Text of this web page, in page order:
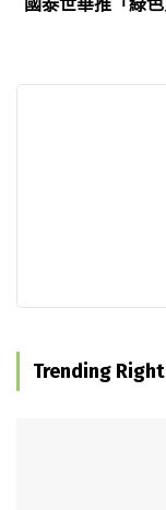
國泰世華推「綠
Trending